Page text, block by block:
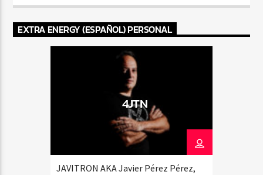
EXTRA ENERGY (ESPAÑOL) PERSONAL
4JTN
JAVITRON AKA Javier Pérez Pérez,